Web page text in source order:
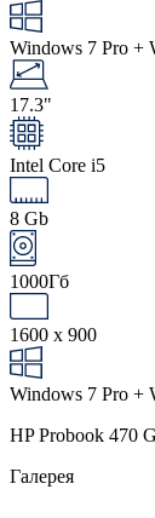
Windows 7 Pro +
17.3"
Intel Core i5
8 Gb
1000Гб
1600 x 900
Windows 7 Pro +
HP Probook 470
Галерея